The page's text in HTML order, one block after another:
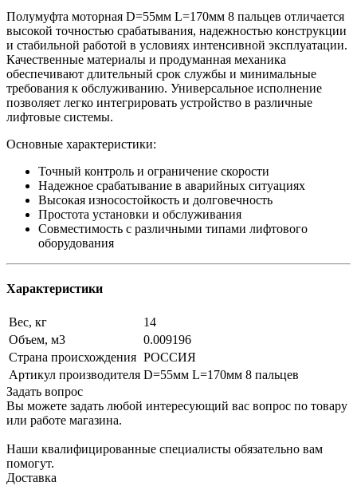
Полумуфта моторная D=55мм L=170мм 8 пальцев отличается
высокой точностью срабатывания, надежностью конструкции
и стабильной работой в условиях интенсивной эксплуатации.
Качественные материалы и продуманная механика
обеспечивают длительный срок службы и минимальные
требования к обслуживанию. Универсальное исполнение
позволяет легко интегрировать устройство в различные
лифтовые системы.
Основные характеристики:
Точный контроль и ограничение скорости
Надежное срабатывание в аварийных ситуациях
Высокая износостойкость и долговечность
Простота установки и обслуживания
Совместимость с различными типами лифтового
оборудования
Характеристики
Вес, кг
14
Объем, м3
0.009196
Страна происхождения РОССИЯ
Артикул производителя D=55мм L=170мм 8 пальцев
Задать вопрос
Вы можете задать любой интересующий вас вопрос по товару
или работе магазина.
Наши квалифицированные специалисты обязательно вам
помогут.
Доставка